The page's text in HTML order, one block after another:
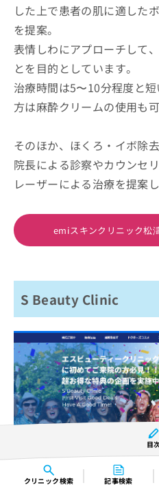
クリニック検索 記事検索
した上で患者の肌に適した
を提案。
表情しわにアプローチして
とを目的としています。
治療時間は5〜10分程度と
方は麻酔クリームの使用も可
そのほか、ほくろ・イボ除
院長による診察やカウンセ
レーザーによる治療を提案
emiスキンクリニック松
S Beauty Clinic
※引用：https://
目